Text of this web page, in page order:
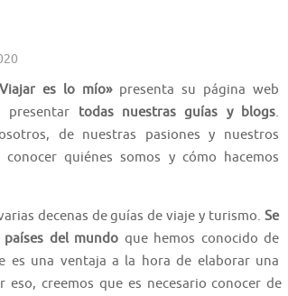
es lo mío»presenta su página web
presentar todas nuestras guías y blogs.
de nuestras pasiones y nuestros
quiénes somos y cómo hacemos
decenas de guías de viaje y turismo. Se
del mundo que hemos conocido de
es una ventaja a la hora de elaborar una
eso, creemos que es necesario conocer